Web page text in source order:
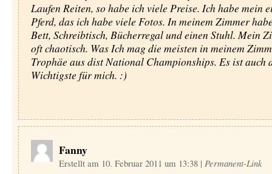
Laufen Reiten, so habe ich viele Preise. Ich habe mein
Pferd, das ich habe viele Fotos. In meinem Zimmer
Bett, Schreibtisch, Bücherregal und einen Stuhl. Mein
oft chaotisch. Was Ich mag die meisten in meinem
Trophäe aus dist National Championships. Es ist auch
Wichtigste für mich. :)
Fanny
Erstellt am 10. Februar 2011 um 13:38 | Permanent-Link